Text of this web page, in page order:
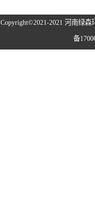
Copyright©2021-2021 河南绿森
备
高空除尘雾桩